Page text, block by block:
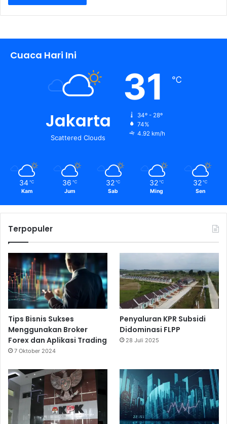
Cuaca Hari Ini
Jakarta
Scattered Clouds
31 ℃
34º - 28º
74%
4.92 km/h
34 ℃
Kam
36 ℃
Jum
32 ℃
Sab
32 ℃
Ming
32 ℃
Sen
Terpopuler
Tips Bisnis Sukses
Menggunakan Broker
Forex dan Aplikasi Trading
7 Oktober 2024
Penyaluran KPR Subsidi
Didominasi FLPP
28 Juli 2025